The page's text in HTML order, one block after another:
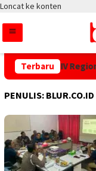
Loncat ke konten
Terbaru
PTPN IV Regional
PENULIS: BLUR.CO.ID